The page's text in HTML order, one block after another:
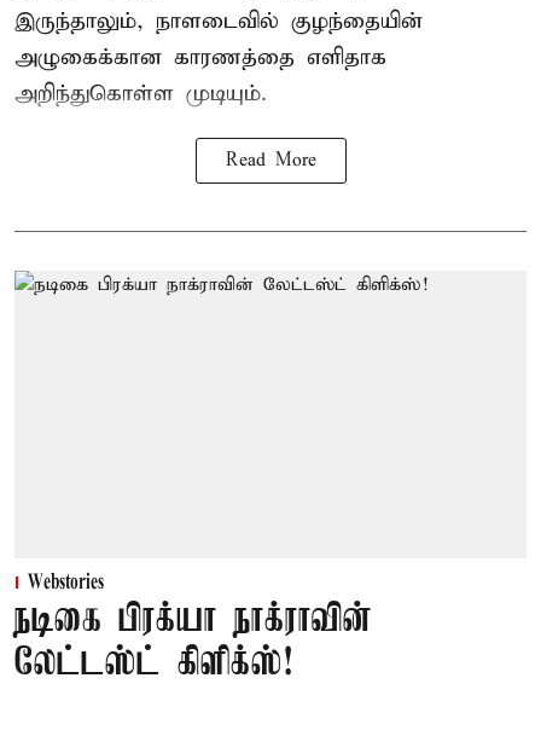
இருந்தாலும், நாளடைவில் குழந்தையின்
அழுகைக்கான காரணத்தை எளிதாக
அறிந்துகொள்ள முடியும்.
Read More
Webstories
நடிகை பிரக்யா நாக்ராவின்
லேட்டஸ்ட் கிளிக்ஸ்!